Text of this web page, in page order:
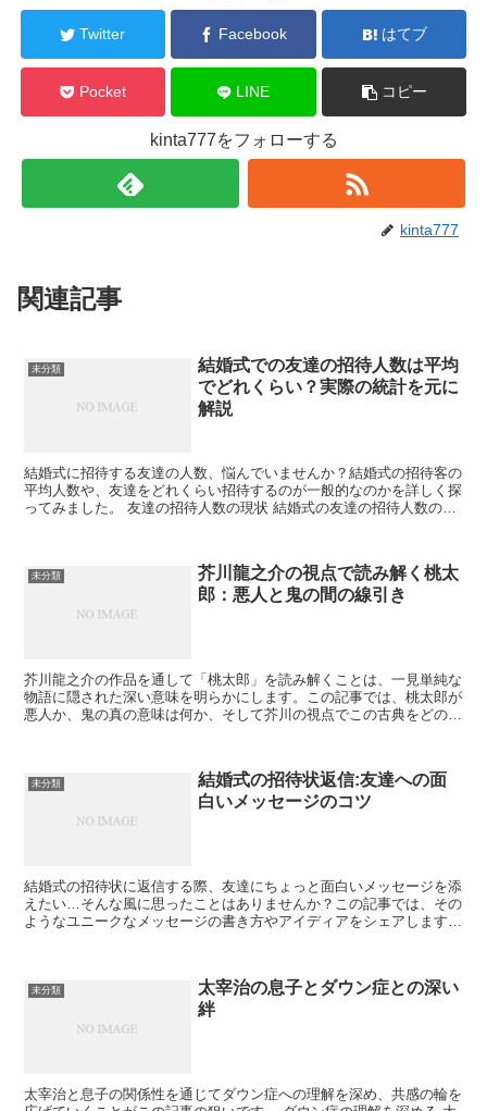
Twitter Facebook はてブ
Pocket LINE コピー
kinta777をフォローする
kinta777
関連記事
未分類
結婚式での友達の招待人数は平均
でどれくらい？実際の統計を元に
解説
結婚式に招待する友達の人数、悩んでいませんか？結婚式の招待客の
平均人数や、友達をどれくらい招待するのが一般的なのかを詳しく探
ってみました。 友達の招待人数の現状 結婚式の友達の招待人数の現
未分類
芥川龍之介の視点で読み解く桃太
郎：悪人と鬼の間の線引き
芥川龍之介の作品を通して「桃太郎」を読み解くことは、一見単純な
物語に隠された深い意味を明らかにします。この記事では、桃太郎が
悪人か、鬼の真の意味は何か、そして芥川の視点でこの古典をどのよ
未分類
結婚式の招待状返信:友達への面
白いメッセージのコツ
結婚式の招待状に返信する際、友達にちょっと面白いメッセージを添
えたい…そんな風に思ったことはありませんか？この記事では、その
ようなユニークなメッセージの書き方やアイディアをシェアします。
未分類
太宰治の息子とダウン症との深い
絆
太宰治と息子の関係性を通じてダウン症への理解を深め、共感の輪を